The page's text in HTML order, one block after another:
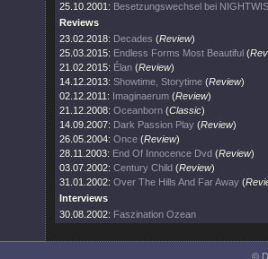
25.10.2001: Besetzungswechsel bei
Reviews
23.02.2018: Decades (Review)
25.03.2015: Endless Forms Most Beautiful (
21.02.2015: Élan (Review)
14.12.2013: Showtime, Storytime (Review)
02.12.2011: Imaginaerum (Review)
21.12.2008: Oceanborn (Classic)
14.09.2007: Dark Passion Play (Review)
26.05.2004: Once (Review)
28.11.2003: End Of Innocence Dvd (Review)
03.07.2002: Century Child (Review)
31.01.2002: Over The Hills And Far Away (
Interviews
30.08.2002: Faszination Ozean
©